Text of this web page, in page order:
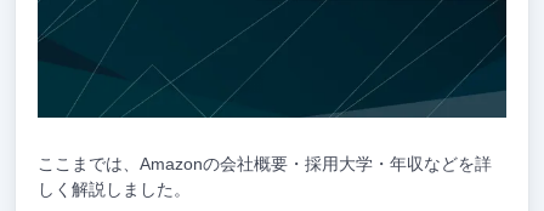
ここまでは、Amazonの会社概要・採用大学・年収などを詳
しく解説しました。